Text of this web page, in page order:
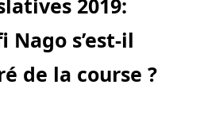
2019:
s’est-il
de la course ?